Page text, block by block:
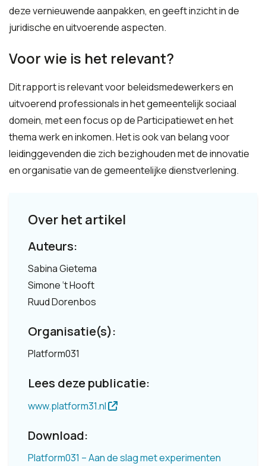
deze vernieuwende aanpakken, en geeft inzicht in de
juridische en uitvoerende aspecten.
Voor wie is het relevant?
Dit rapport is relevant voor beleidsmedewerkers en
uitvoerend professionals in het gemeentelijk sociaal
domein, met een focus op de Participatiewet en het
thema werk en inkomen. Het is ook van belang voor
leidinggevenden die zich bezighouden met de innovatie
en organisatie van de gemeentelijke dienstverlening.
Over het artikel
Auteurs:
Sabina Gietema
Simone ‘t Hooft
Ruud Dorenbos
Organisatie(s):
Platform031
Lees deze publicatie:
www.platform31.nl
Download:
Platform031 – Aan de slag met experimenten